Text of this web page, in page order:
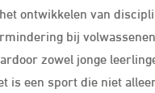
ontwikkelen van
bij
zowel jonge
is een sport die niet